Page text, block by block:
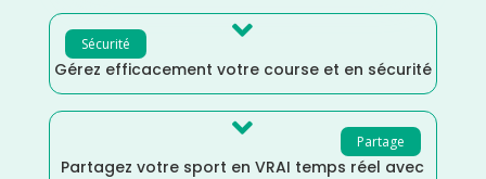
Sécurité 
Gérez efficacement votre course et en sécurité
Partage

Partagez votre sport en VRAI temps réel avec